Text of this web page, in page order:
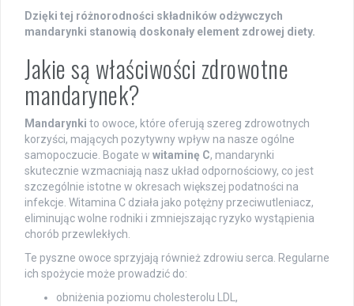
Dzięki tej różnorodności składników odżywczych
mandarynki stanowią doskonały element zdrowej diety.
Jakie są właściwości zdrowotne
mandarynek?
Mandarynki to owoce, które oferują szereg zdrowotnych
korzyści, mających pozytywny wpływ na nasze ogólne
samopoczucie. Bogate w witaminę C, mandarynki
skutecznie wzmacniają nasz układ odpornościowy, co jest
szczególnie istotne w okresach większej podatności na
infekcje. Witamina C działa jako potężny przeciwutleniacz,
eliminując wolne rodniki i zmniejszając ryzyko wystąpienia
chorób przewlekłych.
Te pyszne owoce sprzyjają również zdrowiu serca. Regularne
ich spożycie może prowadzić do:
obniżenia poziomu cholesterolu LDL,